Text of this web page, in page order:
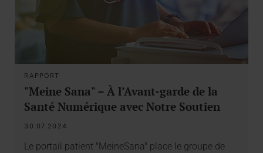
RAPPORT
"Meine Sana" – À l’Avant-garde de la
Santé Numérique avec Notre Soutien
30.07.2024
Le portail patient "MeineSana" place le groupe de